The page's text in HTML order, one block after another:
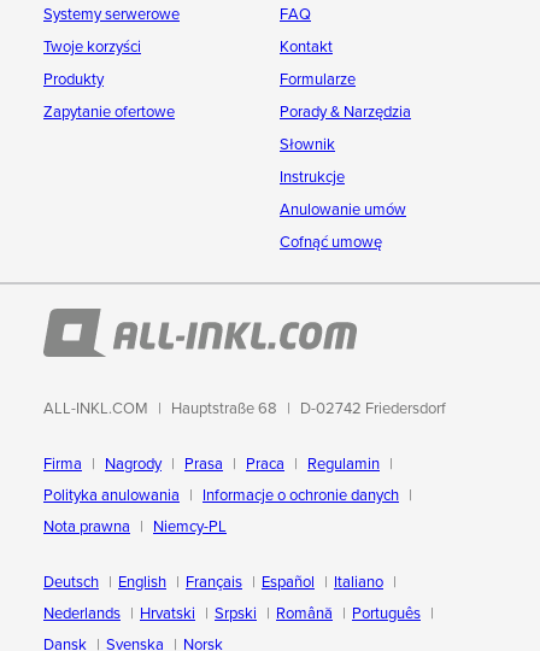
Systemy serwerowe
Twoje korzyści
Produkty
Zapytanie ofertowe
FAQ
Kontakt
Formularze
Porady & Narzędzia
Słownik
Instrukcje
Anulowanie umów
Cofnąć umowę
ALL-INKL.COM Hauptstraße 68 D-02742 Friedersdorf
Firma Nagrody Prasa Praca
Regulamin
Polityka anulowania
Informacje o ochronie danych
Nota prawna
Niemcy-PL
Deutsch English Français Español
Italiano
Nederlands
Hrvatski Srpski Română
Português
Dansk
Svenska Norsk